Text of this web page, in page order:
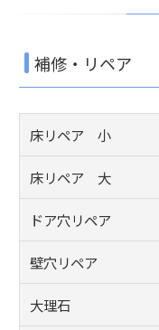
補修・リペア
床リペア 小
床リペア 大
ドア穴リペア
壁穴リペア
大理石